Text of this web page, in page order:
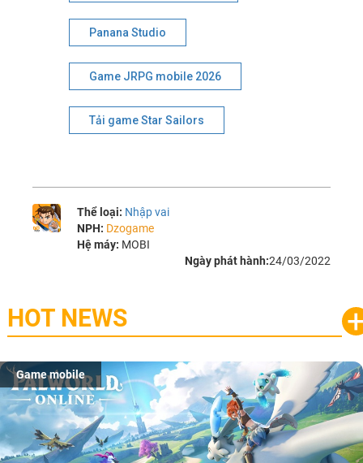
Panana Studio
Game JRPG mobile 2026
Tải game Star Sailors
Thể loại: Nhập vai
NPH: Dzogame
Hệ máy: MOBI
Ngày phát hành:24/03/2022
HOT NEWS
Game mobile